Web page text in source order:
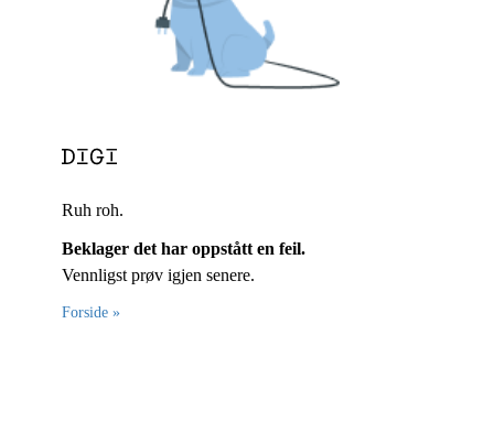
Ruh roh.
Beklager det har oppstått en feil.
Vennligst prøv igjen senere.
Forside »